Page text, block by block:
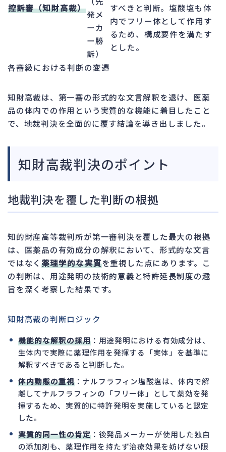
控訴審（知財高裁）
発メ
ーカ
ー勝
訴）
すべきと判断。塩酸塩も体
内でフリー体として作用す
るため、構成要件を満たす
とした。
各審級における判断の変遷
知財高裁は、第一審の形式的な文言解釈を退け、医薬
品の体内での作用という実質的な機能に着目したこと
で、地裁判決を全面的に覆す結論を導き出しました。
知財高裁判決のポイント
地裁判決を覆した判断の根拠
知的財産高等裁判所が第一審判決を覆した最大の根拠
は、医薬品の有効成分の解釈において、形式的な文言
ではなく薬理学的な実質を重視した点にあります。こ
の判断は、用途発明の技術的意義と特許延長制度の趣
旨を深く考察した結果です。
知財高裁の判断ロジック
機能的な解釈の採用：用途発明における有効成分は、
生体内で実際に薬理作用を発揮する「実体」を基準に
解釈すべきであると判断した。
体内動態の重視：ナルフラフィン塩酸塩は、体内で解
離してナルフラフィンの「フリー体」として薬効を発
揮するため、実質的に特許発明を実施していると認定
した。
実質的同一性の肯定：後発品メーカーが使用した独自
の添加剤も、薬理作用を持たず治療効果を妨げない限